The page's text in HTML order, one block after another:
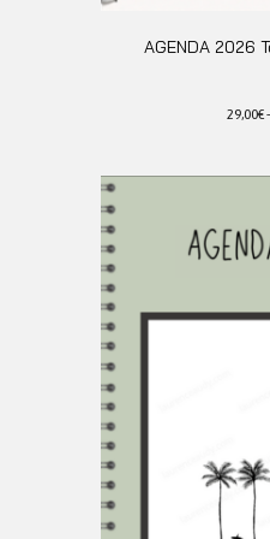
AGENDA 2026
29,00€